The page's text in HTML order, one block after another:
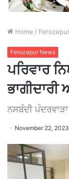
Home /
Ferozepur News
ਪਰਿਵਾਰ
ਨਸਬੰਦੀ
November 22, 2023